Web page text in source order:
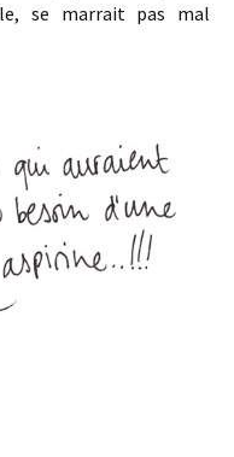
se marrait pas mal